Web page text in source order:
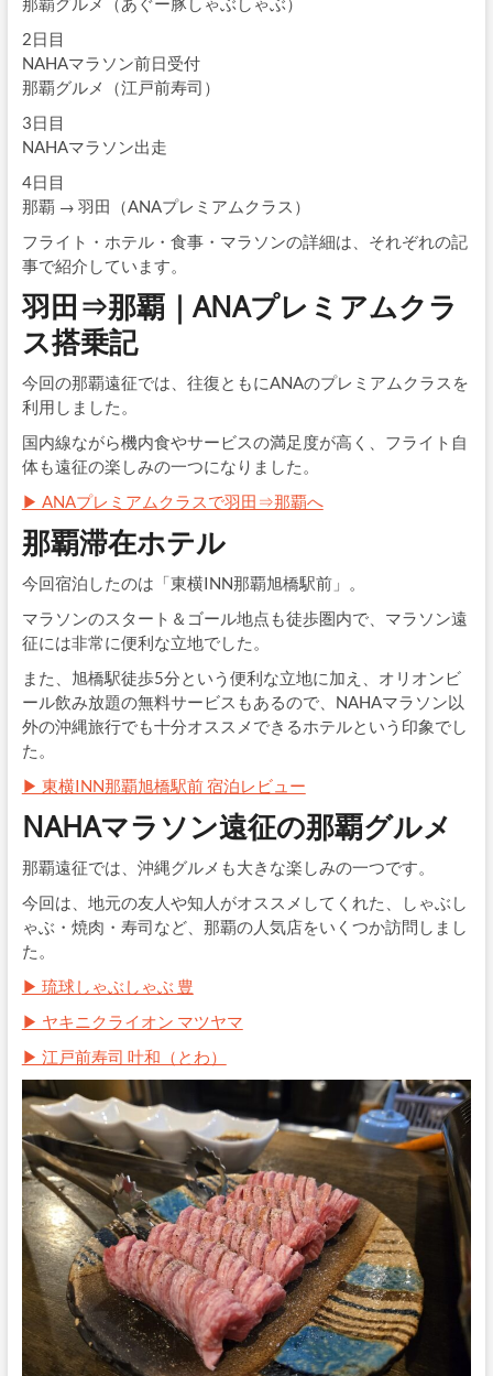
2日目
NAHAマラソン前日受付
那覇グルメ（江戸前寿司）
3日目
NAHAマラソン出走
4日目
那覇 → 羽田（ANAプレミアムクラス）
フライト・ホテル・食事・マラソンの詳細は、それぞれの記
事で紹介しています。
羽田⇒那覇｜ANAプレミアムクラ
ス搭乗記
今回の那覇遠征では、往復ともにANAのプレミアムクラスを
利用しました。
国内線ながら機内食やサービスの満足度が高く、フライト自
体も遠征の楽しみの一つになりました。
▶ ANAプレミアムクラスで羽田⇒那覇へ
那覇滞在ホテル
今回宿泊したのは「東横INN那覇旭橋駅前」。
マラソンのスタート＆ゴール地点も徒歩圏内で、マラソン遠
征には非常に便利な立地でした。
また、旭橋駅徒歩5分という便利な立地に加え、オリオンビ
ール飲み放題の無料サービスもあるので、NAHAマラソン以
外の沖縄旅行でも十分オススメできるホテルという印象でし
た。
▶ 東横INN那覇旭橋駅前 宿泊レビュー
NAHAマラソン遠征の那覇グルメ
那覇遠征では、沖縄グルメも大きな楽しみの一つです。
今回は、地元の友人や知人がオススメしてくれた、しゃぶし
ゃぶ・焼肉・寿司など、那覇の人気店をいくつか訪問しまし
た。
▶ 琉球しゃぶしゃぶ 豊
▶ ヤキニクライオン マツヤマ
▶ 江戸前寿司 叶和（とわ）